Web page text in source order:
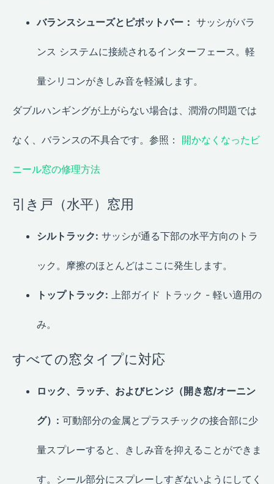
バランスシューズとピボットバー： サッシがバラ
ンス システムに接続されるインターフェース。軽
量シリコンがきしみ音を軽減します。
ダブルハンギングが上がらない場合は、潤滑の問題では
なく、バランスの不具合です。参照： 開かなくなったビ
ニール窓の修理方法
引き戸（水平）窓用
シルトラック: サッシが通る下部の水平方向のトラ
ック。摩擦のほとんどはここに発生します。
トップトラック: 上部ガイド トラック - 軽い適用の
み。
すべての窓タイプに対応
ロック、ラッチ、およびヒンジ（開き窓/オーニン
グ）: 可動部分の金属とプラスチックの接合部に少
量スプレーすると、きしみ音を抑えることができま
す。シール部分にスプレーしすぎないようにしてく